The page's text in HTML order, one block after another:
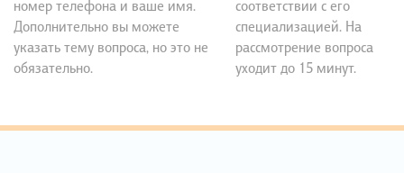
номер телефона и ваше имя.
Дополнительно вы можете
указать тему вопроса, но это не
обязательно.
соответствии с его
специализацией. На
рассмотрение вопроса
уходит до 15 минут.